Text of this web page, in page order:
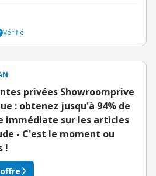
Vérifié
privées Showroomprive
: obtenez jusqu'à 94% de
immédiate sur les articles
- C'est le moment ou
!